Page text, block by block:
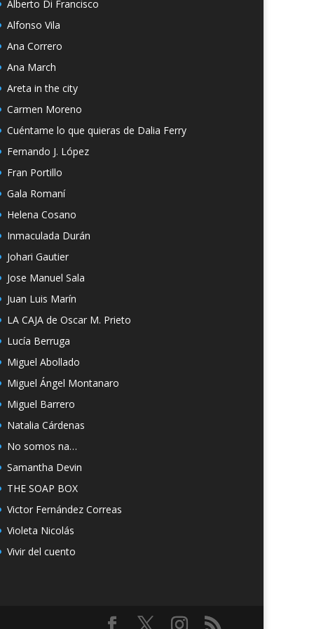
Alberto Di Francisco
Alfonso Vila
Ana Correro
Ana March
Areta in the city
Carmen Moreno
Cuéntame lo que quieras de Dalia Ferry
Fernando J. López
Fran Portillo
Gala Romaní
Helena Cosano
Inmaculada Durán
Johari Gautier
Jose Manuel Sala
Juan Luis Marín
LA CAJA de Oscar M. Prieto
Lucía Berruga
Miguel Abollado
Miguel Ángel Montanaro
Miguel Barrero
Natalia Cárdenas
No somos na…
Samantha Devin
THE SOAP BOX
Victor Fernández Correas
Violeta Nicolás
Vivir del cuento